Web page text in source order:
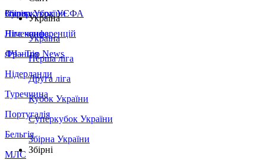
Збірна України
Італія
Німеччина
Франція
Нідерланди
Туреччина
Португалія
Бельгія
МЛС
Суперкубок УЄФА
Ліга конференцій
ЛЧ - Top News
Україна
Україна
Перша ліга
Друга ліга
Кубок України
Суперкубок України
Збірна України
Збірні